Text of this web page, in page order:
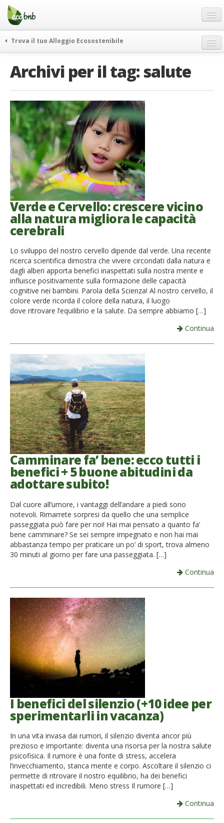
Menu
Salta
contenuto
Offerte Speciali
Regali
FAQ
Chi Siamo
Partner
Contatti
Italiano
German
English
Spanish
French
Italiano
Trova il tuo Alloggio Ecosostenibile
itinerari
vivere e viaggiare verde
news ed eventi
ecohotel
rassegna stampa
Archivi per il tag:salute
Verde e Cervello: crescere vicino
alla natura migliora le capacità
cerebrali
Lo sviluppo del nostro cervello dipende dal verde. Una recente
ricerca scientifica dimostra che vivere circondati dalla natura e
dagli alberi apporta benefici inaspettati sulla nostra mente e
influisce positivamente sulla formazione delle capacità
cognitive nei bambini. Parola della Scienza! Al nostro cervello, il
colore verde ricorda il colore della natura, il luogo
dove ritrovare l’equilibrio e la salute. Da sempre abbiamo […]
Continua
Camminare fa’ bene: ecco tutti i
benefici + 5 buone abitudini da
adottare subito!
Dal cuore all’umore, i vantaggi dell’andare a piedi sono
notevoli. Rimarrete sorpresi da quello che una semplice
passeggiata può fare per noi! Hai mai pensato a quanto fa’
bene camminare? Se sei sempre impegnato e non hai mai
abbastanza tempo per praticare un po’ di sport, trova almeno
30 minuti al giorno per fare una passeggiata. […]
Continua
I benefici del silenzio (+10 idee per
sperimentarli in vacanza)
In una vita invasa dai rumori, il silenzio diventa ancor più
prezioso e importante: diventa una risorsa per la nostra salute
psicofisica. Il rumore è una fonte di stress, accelera
l’invecchiamento, stanca mente e corpo. Ascoltare il silenzio ci
permette di ritrovare il nostro equilibrio, ha dei benefici
inaspettati ed incredibili. Meno stress Il rumore […]
Continua